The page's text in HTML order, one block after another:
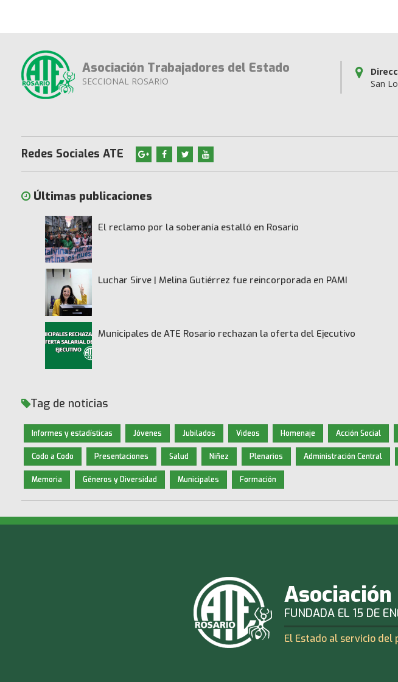
Asociación Trabajadores del Estado
SECCIONAL ROSARIO
San
Redes Sociales ATE
Últimas publicaciones
El reclamo por la soberanía estalló en Rosario
Luchar Sirve | Melina Gutiérrez fue reincorporada en PAMI
Municipales de ATE Rosario rechazan la oferta del Ejecutivo
Tag de noticias
Informes y estadísticas Jóvenes Jubilados Videos Homenaje Acción Social
Codo a Codo Presentaciones Salud Niñez Plenarios Administración Central
Memoria Géneros y Diversidad Municipales Formación
FUNDADA EL 15 DE
El Estado al servicio del